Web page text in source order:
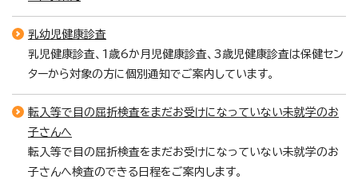
乳幼児健康診査
乳児健康診査、1歳6か月児健康診査、3歳児健康診査は保健セン
ターから対象の方に個別通知でご案内しています。
転入等で目の屈折検査をまだお受けになっていない未就学のお
子さんへ
転入等で目の屈折検査をまだお受けになっていない未就学のお
子さんへ検査のできる日程をご案内します。